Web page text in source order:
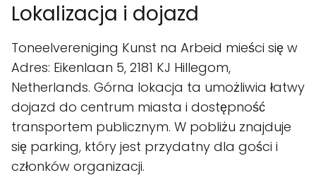
Lokalizacja i dojazd
Toneelvereniging Kunst na Arbeid mieści się w
Adres: Eikenlaan 5, 2181 KJ Hillegom,
Netherlands. Górna lokacja ta umożliwia łatwy
dojazd do centrum miasta i dostępność
transportem publicznym. W pobliżu znajduje
się parking, który jest przydatny dla gości i
członków organizacji.